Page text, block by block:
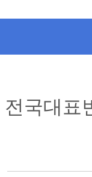
전국대표